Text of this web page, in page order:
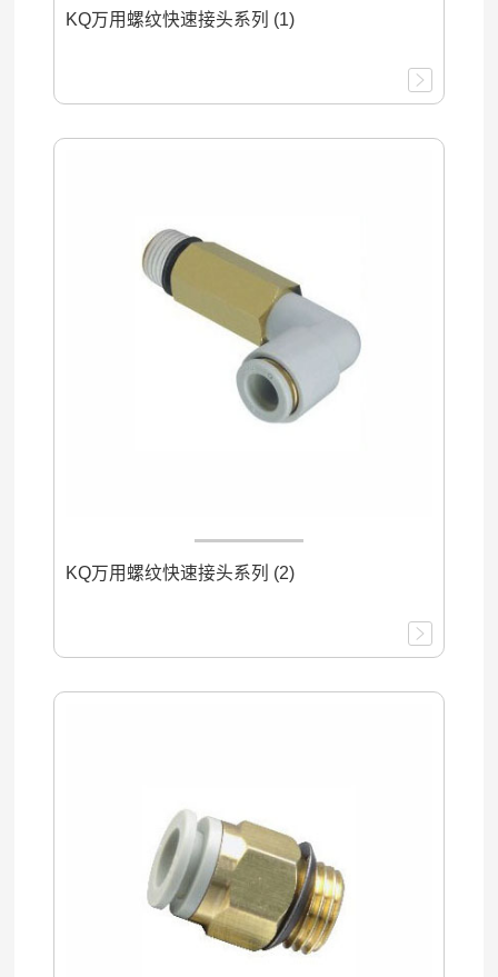
KQ万用螺纹快速接头系列 (1)
KQ万用螺纹快速接头系列 (2)